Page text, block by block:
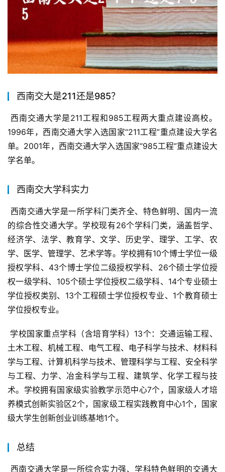
西南交大是211还是985？
1996年，西南交通大学入选国家“211工程”重点建设大学名
单。2001年，西南交通大学入选国家“985工程”重点建设大
学名单。
西南交大学科实力
的综合性交通大学。学校现有26个学科门类，涵盖哲学、
经济学、法学、教育学、文学、历史学、理学、工学、农
学、医学、管理学、艺术学等。学校拥有10个博士学位一级
授权学科、43个博士学位二级授权学科、26个硕士学位授
权一级学科、105个硕士学位授权二级学科、14个专业硕士
学位授权类别、13个工程硕士学位授权专业、1个教育硕士
学位授权专业。
土木工程、机械工程、电气工程、电子科学与技术、材料科
学与工程、计算机科学与技术、管理科学与工程、安全科学
与工程、力学、冶金科学与工程、建筑学、化学工程与技
术。学校拥有国家级实验教学示范中心7个，国家级人才培
养模式创新实验区2个，国家级工程实践教育中心1个，国家
级大学生创新创业训练基地1个。
总结